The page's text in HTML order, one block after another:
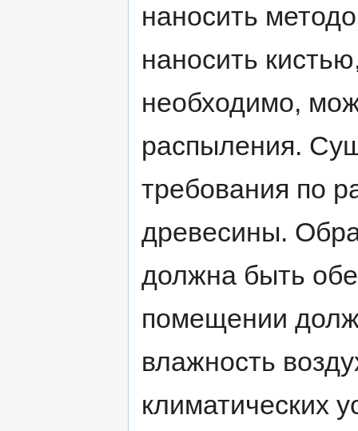
наносить
наносить
необходимо,
распыления.
требования по
древесины.
должна быть
помещении
влажность
климатических